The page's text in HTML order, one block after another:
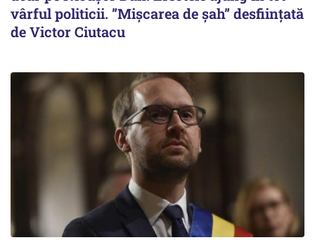
vârful politicii. ”Mișcarea de șah” desființată
de Victor Ciutacu